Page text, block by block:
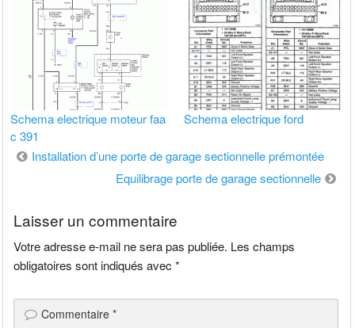
Schema electrique moteur faa
c 391
Schema electrique ford
Navigation
Installation d’une porte de garage sectionnelle prémontée
Equilibrage porte de garage sectionnelle
Laisser un commentaire
Votre adresse e-mail ne sera pas publiée. Les champs
obligatoires sont indiqués avec*
Commentaire*